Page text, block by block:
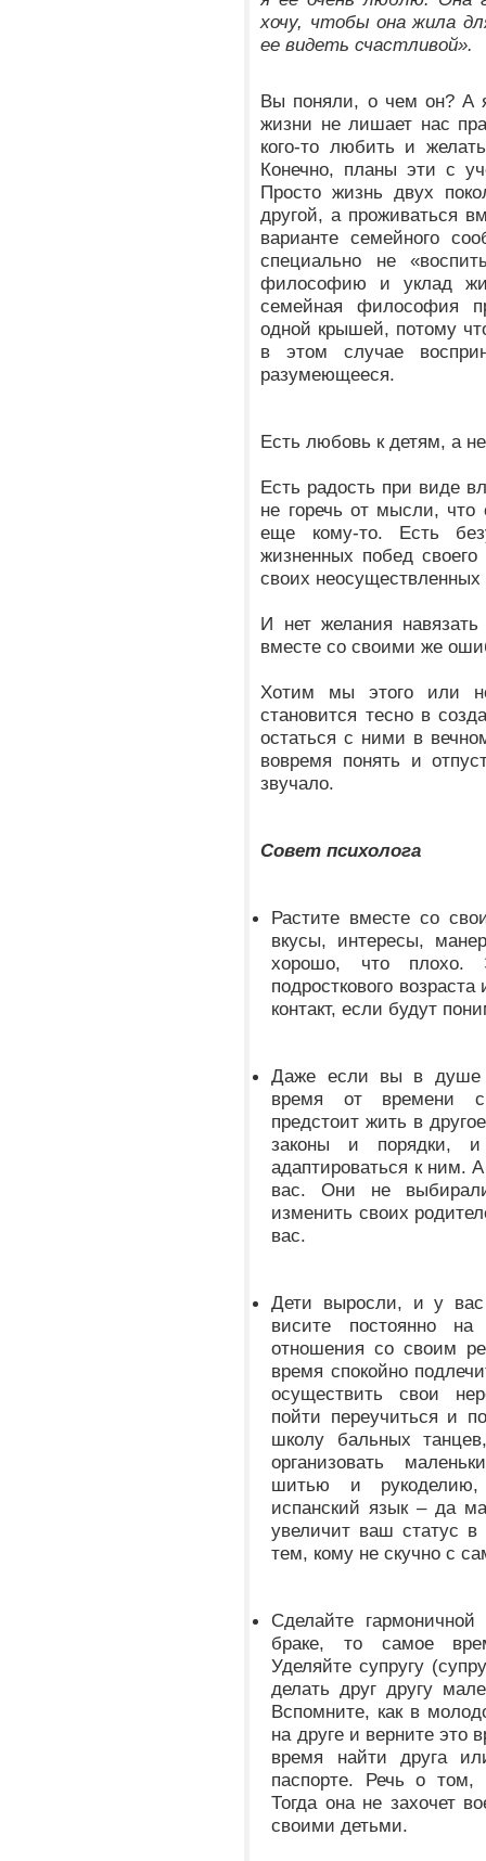
хочу, чтобы она жила
ее видеть счастливой».
Вы поняли, о чем он? А
жизни не лишает нас
кого-то любить и
Конечно, планы эти с
Просто жизнь двух
другой, а проживаться
варианте семейного
специально не
философию и уклад
семейная философия
одной крышей, потому
в этом случае
разумеющееся.
Есть любовь к детям, а
Есть радость при виде
не горечь от мысли, что
еще кому-то. Есть
жизненных побед
своих неосуществленных
И нет желания
вместе со своими же
Хотим мы этого или
становится тесно в
остаться с ними в
вовремя понять и
звучало.
Совет психолога
Растите вместе со
вкусы, интересы,
хорошо, что плохо.
подросткового
контакт, если будут
Даже если вы в душе
время от времени
предстоит жить в
законы и порядки,
адаптироваться к ним.
вас. Они не
изменить своих
вас.
Дети выросли, и у
висите постоянно
отношения со своим
время спокойно
осуществить свои
пойти переучиться и
школу бальных
организовать
шитью и рукоделию,
испанский язык – да
увеличит ваш статус в
тем, кому не скучно с
Сделайте
браке, то самое
Уделяйте супругу
делать друг другу
Вспомните, как в
на друге и верните это
время найти друга
паспорте. Речь о
Тогда она не захочет
своими детьми.